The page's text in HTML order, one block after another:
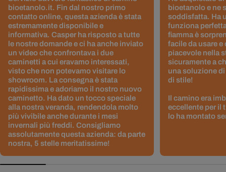
bioetanolo.it. Fin dal nostro primo
contatto online, questa azienda è stata
estremamente disponibile e
informativa. Casper ha risposto a tutte
le nostre domande e ci ha anche inviato
un video che confrontava i due
caminetti a cui eravamo interessati,
visto che non potevamo visitare lo
showroom. La consegna è stata
rapidissima e adoriamo il nostro nuovo
caminetto. Ha dato un tocco speciale
alla nostra veranda, rendendola molto
più vivibile anche durante i mesi
invernali più freddi. Consigliamo
assolutamente questa azienda: da parte
nostra, 5 stelle meritatissime!
bioetanolo e ne
soddisfatta. Ha
funziona
fiamma è
facile da usare e
piacevole nella
sicuramente a
una soluzione
di stile!
Il camino era
eccellente per il
lo ha montato